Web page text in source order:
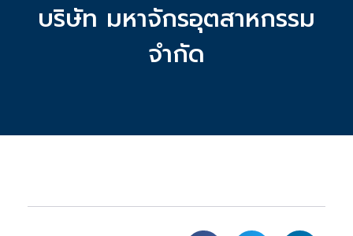
บริษัท มหาจักรอุตสาหกรรม
จำกัด